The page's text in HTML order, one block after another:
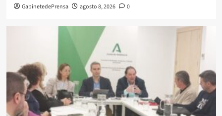
GabinetedePrensa agosto 8, 2026 0